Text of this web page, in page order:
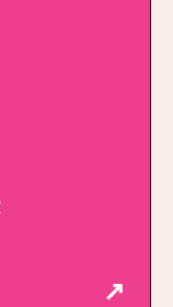
↗